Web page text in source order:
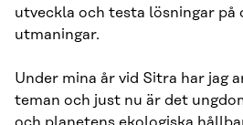
utveckla och testa lösningar på
utmaningar.
Under mina år vid Sitra har jag
teman och just nu är det